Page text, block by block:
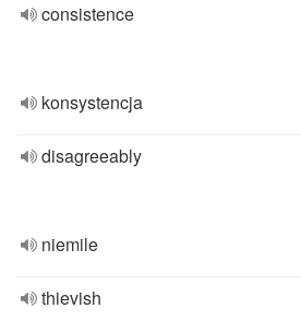
consistence
konsystencja
disagreeably
niemile
thievish